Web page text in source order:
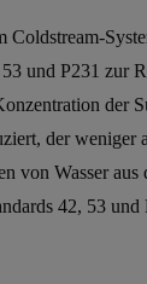
und P231 zur
der
der weniger
von Wasser aus
42, 53 und